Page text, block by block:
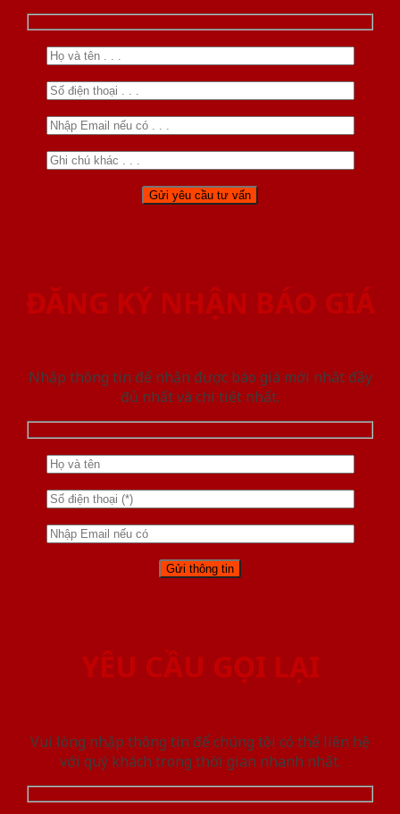
ĐĂNG KÝ NHẬN BÁO GIÁ
Nhập thông tin để nhận được báo giá mới nhât đầy
đủ nhất và chi tiết nhất.
YÊU CẦU GỌI LẠI
Vui lòng nhập thông tin để chúng tôi có thể liên hệ
với quý khách trong thời gian nhanh nhất.